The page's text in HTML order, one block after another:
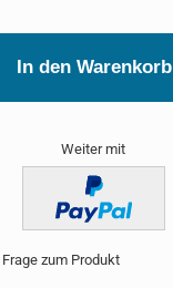
In den Warenkorb
Weiter mit
Frage zum Produkt